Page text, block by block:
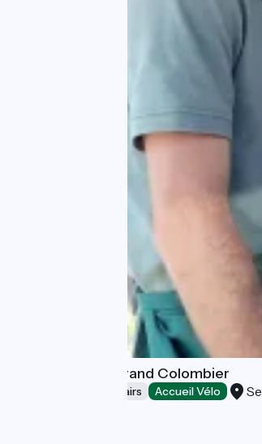
Atelier Cycles Grand Colombier
Bicycle rentals/ repairs Accueil Vélo